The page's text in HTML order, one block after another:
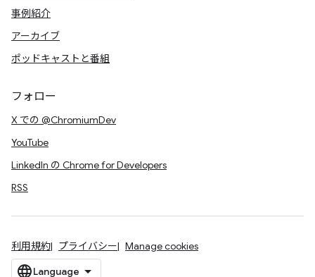
事例紹介
アーカイブ
ポッドキャストと番組
フォロー
X での @ChromiumDev
YouTube
LinkedIn の Chrome for Developers
RSS
利用規約 プライバシー Manage cookies